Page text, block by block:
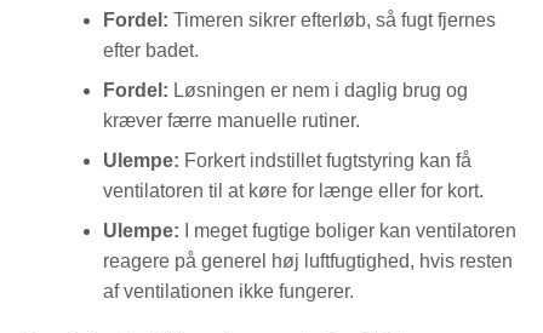
Fordel: Timeren sikrer efterløb, så fugt fjernes
efter badet.
Fordel: Løsningen er nem i daglig brug og
kræver færre manuelle rutiner.
Ulempe: Forkert indstillet fugtstyring kan få
ventilatoren til at køre for længe eller for kort.
Ulempe: I meget fugtige boliger kan ventilatoren
reagere på generel høj luftfugtighed, hvis resten
af ventilationen ikke fungerer.